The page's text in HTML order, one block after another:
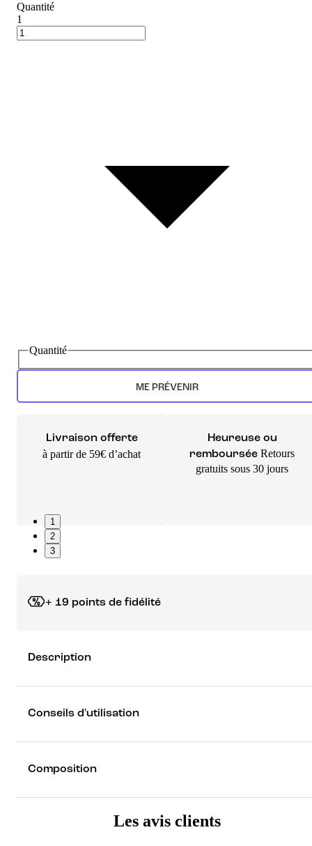
Quantité
1
Quantité
ME PRÉVENIR
Livraison offerte
à partir de 59€ d’achat
Heureuse ou
remboursée Retours
gratuits sous 30 jours
1
2
3
+ 19 points de fidélité
rêver !
Découvrez les récompenses
Description
Conseils d'utilisation
Composition
Les avis clients